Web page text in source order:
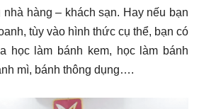
hàng – khách sạn. Hay nếu bạn
tùy vào hình thức cụ thể, bạn có
học làm bánh kem, học làm bánh
mì, bánh thông dụng….